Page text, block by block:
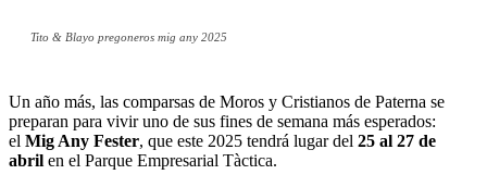
Tito & Blayo pregoneros mig any 2025
Un año más, las comparsas de Moros y Cristianos de Paterna se
preparan para vivir uno de sus fines de semana más esperados:
el Mig Any Fester, que este 2025 tendrá lugar del 25 al 27 de
abril en el Parque Empresarial Tàctica.